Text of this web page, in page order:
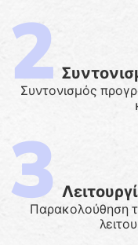
Συντονισμός
Παρακολούθηση